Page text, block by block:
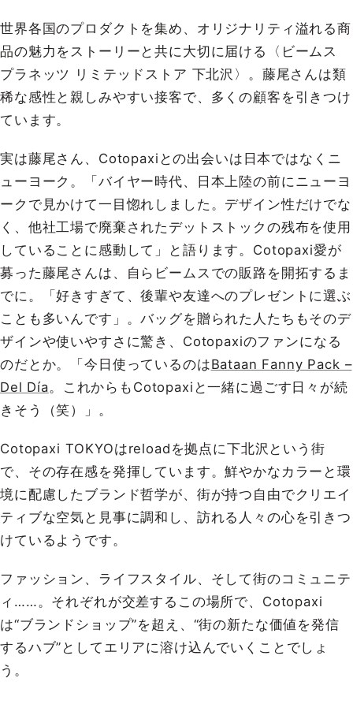
世界各国のプロダクトを集め、オリジナリティ溢れる商
品の魅力をストーリーと共に大切に届ける〈ビームス
プラネッツ リミテッドストア 下北沢〉。藤尾さんは類
稀な感性と親しみやすい接客で、多くの顧客を引きつけ
ています。
実は藤尾さん、Cotopaxiとの出会いは日本ではなくニ
ューヨーク。「バイヤー時代、日本上陸の前にニューヨ
ークで見かけて一目惚れしました。デザイン性だけでな
く、他社工場で廃棄されたデットストックの残布を使用
していることに感動して」と語ります。Cotopaxi愛が
募った藤尾さんは、自らビームスでの販路を開拓するま
でに。「好きすぎて、後輩や友達へのプレゼントに選ぶ
ことも多いんです」。バッグを贈られた人たちもそのデ
ザインや使いやすさに驚き、Cotopaxiのファンになる
のだとか。「今日使っているのはBataan Fanny Pack –
Del Día。これからもCotopaxiと一緒に過ごす日々が続
きそう（笑）」。
Cotopaxi TOKYOはreloadを拠点に下北沢という街
で、その存在感を発揮しています。鮮やかなカラーと環
境に配慮したブランド哲学が、街が持つ自由でクリエイ
ティブな空気と見事に調和し、訪れる人々の心を引きつ
けているようです。
ファッション、ライフスタイル、そして街のコミュニテ
ィ……。それぞれが交差するこの場所で、Cotopaxi
は“ブランドショップ”を超え、“街の新たな価値を発信
するハブ”としてエリアに溶け込んでいくことでしょ
う。